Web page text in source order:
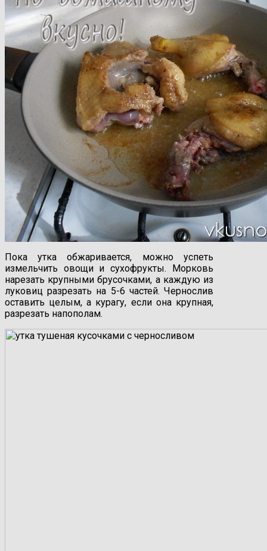
Пока утка обжаривается, можно успеть
измельчить овощи и сухофрукты. Морковь
нарезать крупными брусочками, а каждую из
луковиц разрезать на 5-6 частей. Чернослив
оставить целым, а курагу, если она крупная,
разрезать напополам.